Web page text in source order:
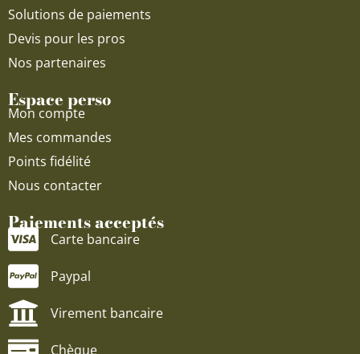
Solutions de paiements
Devis pour les pros
Nos partenaires
Espace perso
Mon compte
Mes commandes
Points fidélité
Nous contacter
Paiements acceptés
Carte bancaire
Paypal
Virement bancaire
Chèque